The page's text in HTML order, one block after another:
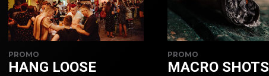
PROMO
HANG LOOSE
PROMO
MACRO SHOTS